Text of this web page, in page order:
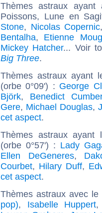
Thèmes astraux
Poissons, Lune en
Stone, Nicolas Copernic
Bentalha, Etienne
Mickey Hatcher... Voir
Big Three.
Thèmes astraux ayant
(orbe 0°09') : George
Björk, Benedict
Gere, Michael Douglas,
cet aspect.
Thèmes astraux ayant
(orbe 0°57') : Lady
Ellen DeGeneres,
Courbet, Hilary Duff,
cet aspect.
Thèmes astraux avec
pop), Isabelle Huppert